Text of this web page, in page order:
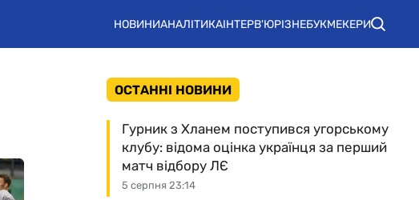
НОВИНИАНАЛІТИКАІНТЕРВ'ЮРІЗНЕБУКМЕКЕРИ
ОСТАННІ НОВИНИ
5 серпня 23:14
Гурник з Хланем поступився угорському
клубу: відома оцінка українця за перший
матч відбору ЛЄ